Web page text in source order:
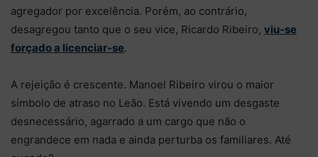
agregador por excelência. Porém, ao contrário,
desagregou tanto que o seu vice, Ricardo Ribeiro, viu-se
forçado a licenciar-se.
A rejeição é crescente. Manoel Ribeiro virou o maior
símbolo de atraso no Leão. Está vivendo um desgaste
desnecessário, agarrado a um cargo que não o
engrandece em nada e ainda perturba os familiares. Até